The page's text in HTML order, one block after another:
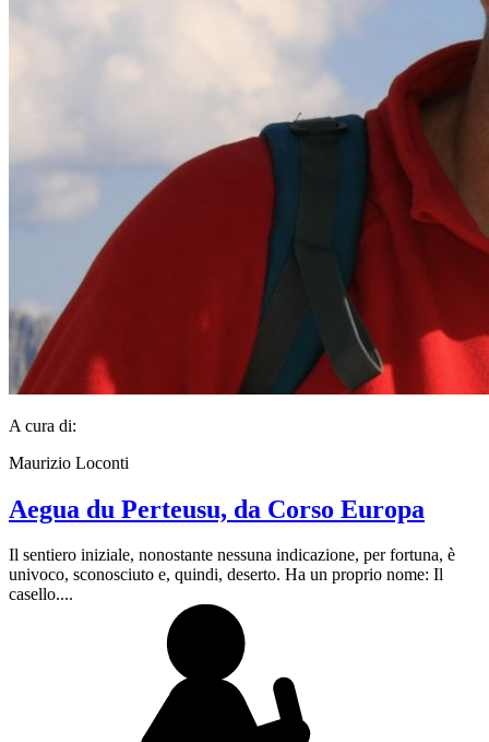
A cura di:
Maurizio Loconti
Aegua du Perteusu, da Corso Europa
Il sentiero iniziale, nonostante nessuna indicazione, per fortuna, è
univoco, sconosciuto e, quindi, deserto. Ha un proprio nome: Il
casello....